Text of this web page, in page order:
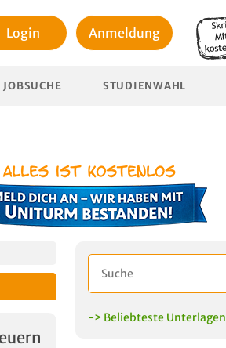
Login Anmeldung
JOBSUCHE STUDIENWAHL
-> Beliebteste Unterlagen